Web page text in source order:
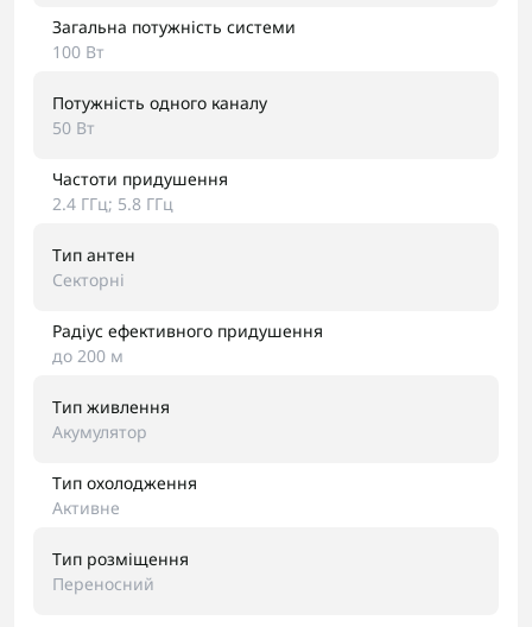
Загальна потужність системи
100 Вт
Потужність одного каналу
50 Вт
Частоти придушення
2.4 ГГц; 5.8 ГГц
Тип антен
Секторні
Радіус ефективного придушення
до 200 м
Тип живлення
Акумулятор
Тип охолодження
Активне
Тип розміщення
Переносний